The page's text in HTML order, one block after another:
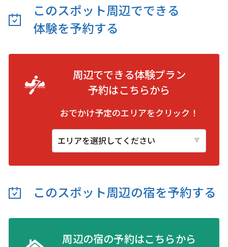
このスポット周辺でできる
体験を予約する
周辺でできる体験プラン
予約はこちらから
おでかけ予定のエリアをクリック！
このスポット周辺の宿を予約する
周辺の宿の予約はこちらから